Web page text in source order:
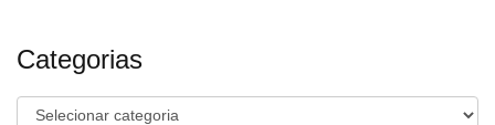
Categorias
Categorias